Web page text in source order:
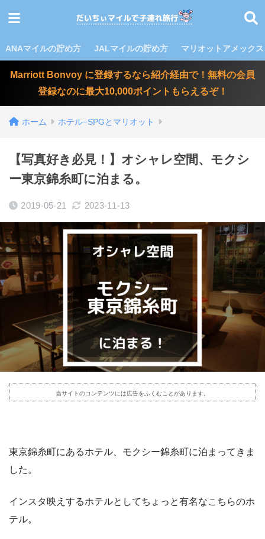
ANAマイルの貯め方 JALマイルの貯め方 マリオットアメック
Marriott Bonvoy に登録するなら紹介経由で！無料の会員
登録なのに最大10,000ポイントもらえるぞ！
ホーム ホテル−SPGとマリオット
【写真好き必見！】オシャレ空間、モクシ
ー東京錦糸町に泊まる。
2019-05-21 2023-11-13
当サイトのコンテンツには広告をふくむことがあります。
東京錦糸町にあるホテル、モクシー錦糸町に泊まってきま
した。
インスタ映えするホテルとしてちょっと有名なこちらのホ
テル。